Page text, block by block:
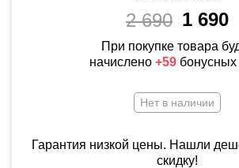
2 690 1 690
При покупке товара
начислено +59бонусных
Нет в наличии
Гарантия низкой цены. Нашли
скидку!